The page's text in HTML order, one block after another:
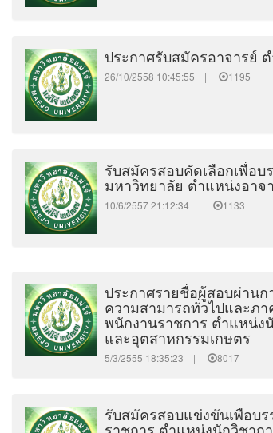
ประกาศรับสมัครอาจารย์
26/10/2558 10:45:55 | 1195
รับสมัครสอบคัดเลือกเพื่อ
มหาวิทยาลัย ตำแหน่งอาจ
10/6/2557 21:12:34 | 1133
ประกาศรายชื่อผู้สอบผ่าน
ความสามารถทั่วไปและภ
พนักงานราชการ ตำแหน่ง
และอุตสาหกรรมเกษตร
5/3/2555 18:35:23 | 8017
รับสมัครสอบแข่งขันเพื่อบ